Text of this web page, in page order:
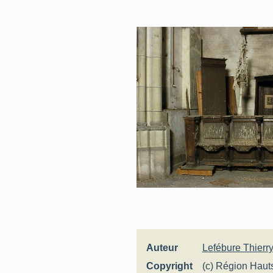
Auteur
Lefébure Thierry
Copyright
(c) Région